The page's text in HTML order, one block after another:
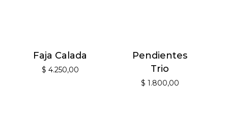
Faja Calada
$ 4.250,00
Pendientes
Trio
$ 1.800,00